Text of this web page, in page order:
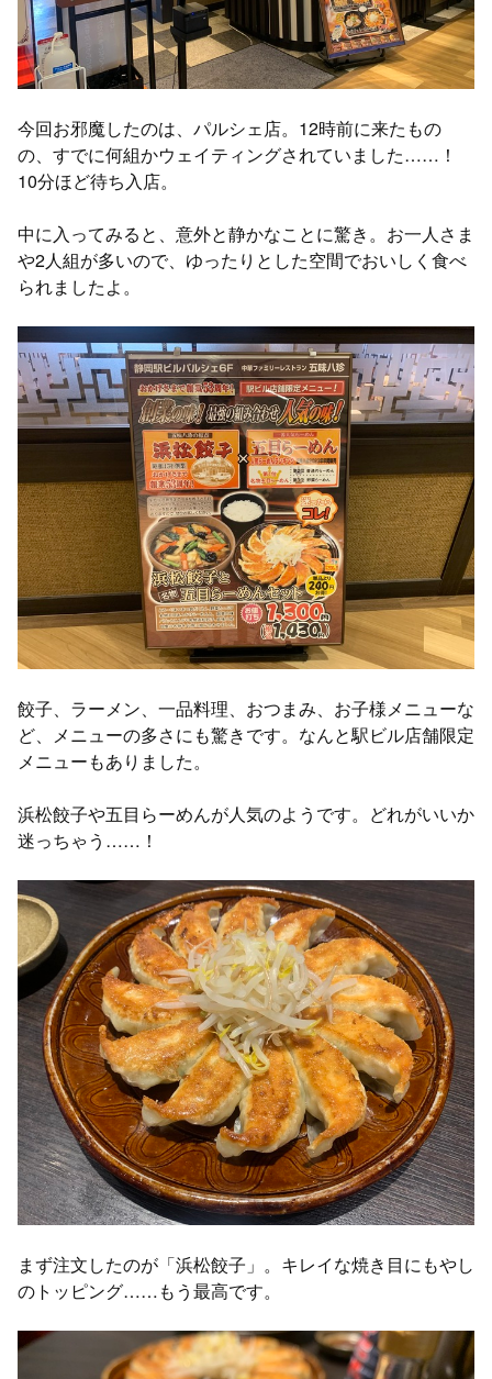
今回お邪魔したのは、パルシェ店。12時前に来たもの
の、すでに何組かウェイティングされていました……！
10分ほど待ち入店。
中に入ってみると、意外と静かなことに驚き。お一人さま
や2人組が多いので、ゆったりとした空間でおいしく食べ
られましたよ。
餃子、ラーメン、一品料理、おつまみ、お子様メニューな
ど、メニューの多さにも驚きです。なんと駅ビル店舗限定
メニューもありました。
浜松餃子や五目らーめんが人気のようです。どれがいいか
迷っちゃう……！
まず注文したのが「浜松餃子」。キレイな焼き目にもやし
のトッピング……もう最高です。